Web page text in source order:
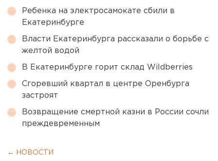
Ребенка на электросамокате сбили в
Екатеринбурге
Власти Екатеринбурга рассказали о борьбе с
желтой водой
В Екатеринбурге горит склад Wildberries
Сгоревший квартал в центре Оренбурга
застроят
Возвращение смертной казни в России сочли
преждевременным
← НОВОСТИ